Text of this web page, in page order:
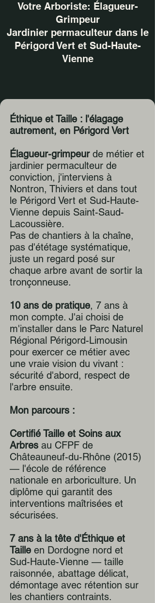
Votre Arboriste: Élagueur-
Grimpeur
Jardinier permaculteur dans le
Périgord Vert et Sud-Haute-
Vienne
Éthique et Taille : l'élagage
autrement, en Périgord Vert
Élagueur-grimpeurde métier et
jardinier permaculteur de
conviction, j'interviens à
Nontron, Thiviers et dans tout
le Périgord Vert et Sud-Haute-
Vienne depuis Saint-Saud-
Lacoussière.
Pas de chantiers à la chaîne,
pas d'ététage systématique,
juste un regard posé sur
chaque arbre avant de sortir la
tronçonneuse.
10 ans de pratique, 7 ans à
mon compte. J'ai choisi de
m'installer dans le Parc Naturel
Régional Périgord-Limousin
pour exercer ce métier avec
une vraie vision du vivant :
sécurité d'abord, respect de
l'arbre ensuite.
Mon parcours :
Certifié Taille et Soins aux
Arbres au CFPF de
Châteauneuf-du-Rhône (2015)
— l'école de référence
nationale en arboriculture. Un
diplôme qui garantit des
interventions maîtrisées et
sécurisées.
7 ans à la tête d'Éthique et
Taille en Dordogne nord et
Sud-Haute-Vienne — taille
raisonnée, abattage délicat,
démontage avec rétention sur
les chantiers contraints.